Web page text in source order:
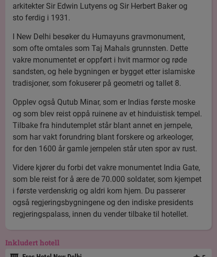
arkitekter Sir Edwin Lutyens og Sir Herbert Baker og
sto ferdig i 1931.
I New Delhi besøker du Humayuns gravmonument,
som ofte omtales som Taj Mahals grunnsten. Dette
vakre monumentet er oppført i hvit marmor og røde
sandsten, og hele bygningen er bygget etter islamiske
tradisjoner, som fokuserer på geometri og tallet 8.
Opplev også Qutub Minar, som er Indias første moske
og som blev reist oppå ruinene av et hinduistisk tempel.
Tilbake fra hindutemplet står blant annet en jernpele,
som har vakt forundring blant forskere og arkeologer,
for den 1600 år gamle jernpelen står uten spor av rust.
Videre kjører du forbi det vakre monumentet India Gate,
som ble reist for å ære de 70.000 soldater, som kjempet
i første verdenskrig og aldri kom hjem. Du passerer
også regjeringsbygningene og den indiske presidents
regjeringspalass, innen du vender tilbake til hotellet.
Inkludert hotell